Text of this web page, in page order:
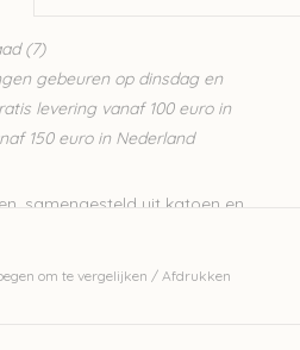
(7)
gebeuren op dinsdag en
levering vanaf 100 euro in
150 euro in Nederland
samengesteld uit katoen en
om te vergelijken / Afdrukken